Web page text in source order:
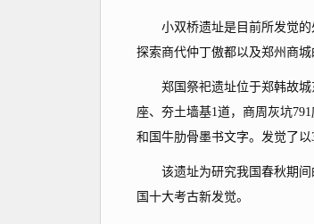
小双桥遗址是目前所发觉的
探索商代仲丁傲都以及郑州商
郑国祭祀遗址位于郑韩故城
座、夯土墙基1道，商周灰坑
和国牛肋骨墨书文字。发觉了
该遗址为研究我国春秋期间
国十大考古新发觉。